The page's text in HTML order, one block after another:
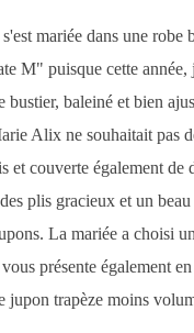
mariée dans une robe
M" puisque cette année,
bustier, baleiné et bien
Alix ne souhaitait pas
et couverte également
plis gracieux et un
La mariée a choisi
présente également
jupon trapèze moins